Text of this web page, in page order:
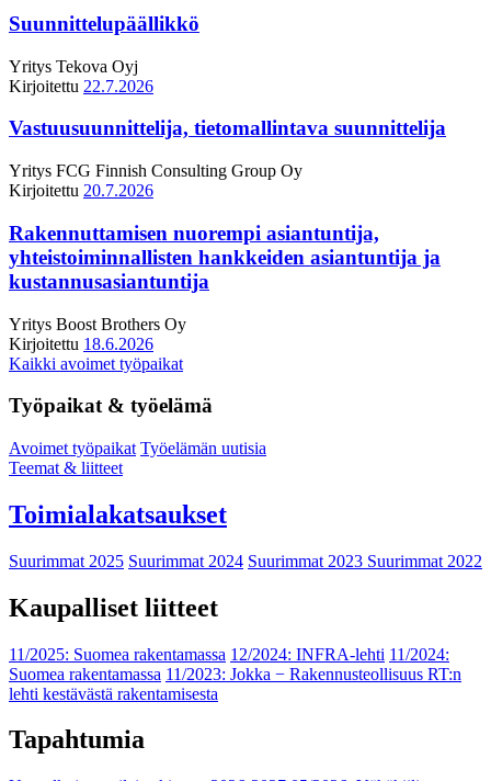
Suunnittelupäällikkö
Yritys Tekova Oyj
Kirjoitettu 22.7.2026
Vastuusuunnittelija, tietomallintava suunnittelija
Yritys FCG Finnish Consulting Group Oy
Kirjoitettu 20.7.2026
Rakennuttamisen nuorempi asiantuntija,
yhteistoiminnallisten hankkeiden asiantuntija ja
kustannusasiantuntija
Yritys Boost Brothers Oy
Kirjoitettu 18.6.2026
Kaikki avoimet työpaikat
Työpaikat & työelämä
Avoimet työpaikat Työelämän uutisia
Teemat & liitteet
Toimialakatsaukset
Suurimmat 2025 Suurimmat 2024 Suurimmat 2023 Suurimmat 2022
Kaupalliset liitteet
11/2025: Suomea rakentamassa 12/2024: INFRA-lehti 11/2024:
Suomea rakentamassa 11/2023: Jokka − Rakennusteollisuus RT:n
lehti kestävästä rakentamisesta
Tapahtumia